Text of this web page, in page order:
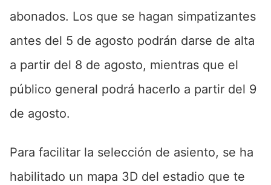
abonados. Los que se hagan simpatizantes
antes del 5 de agosto podrán darse de alta
a partir del 8 de agosto, mientras que el
público general podrá hacerlo a partir del 9
de agosto.
Para facilitar la selección de asiento, se ha
habilitado un mapa 3D del estadio que te